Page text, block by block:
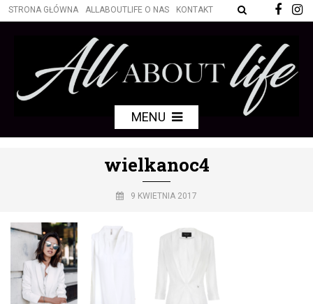
STRONA GŁÓWNA ALLABOUTLIFE O NAS KONTAKT
MENU
wielkanoc4
9 KWIETNIA 2017